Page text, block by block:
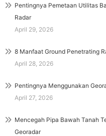
Pentingnya Pemetaan Utilitas
Radar
April 29, 2026
8 Manfaat Ground Penetrating
April 28, 2026
Pentingnya Menggunakan
April 27, 2026
Mencegah Pipa Bawah Tanah
Georadar